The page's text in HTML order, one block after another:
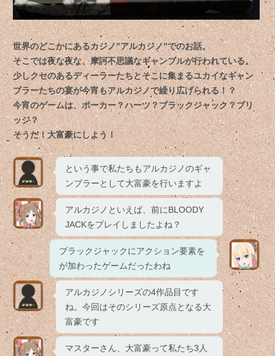
世界のどこかにあるカジノ”アルカジノ”でのお話。
そこでは夜な夜な、摩訶不思議なギャンブルが行われている。
少しクセのあるディーラーたちとそこに集まるユカイなギャン
ブラーたちの宴が今宵もアルカジノで繰り広げられる！？
今宵のゲームは、ポーカー？ハーツ？ブラックジャック？ブリ
ッジ？
そうだ！大富豪にしよう！
という事で私たちもアルカジノのギャ
ンブラーとして大富豪を行いますよ
アルカジノといえば、前にBLOODY
JACKをプレイしましたよね？
ブラックジャックにアクション要素を
が加わったゲームだったわね
アルカジノシリーズの4作品目です
ね。今回はそのシリーズ原点となる大
富豪です
マスターさん、大富豪って私たち3人